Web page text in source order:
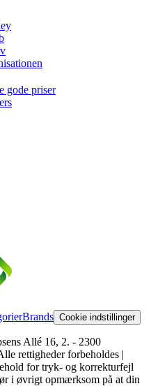
gode priser
Brands Cookie indstillinger
Allé 16, 2. - 2300
rettigheder forbeholdes |
for tryk- og korrekturfejl
i øvrigt opmærksom på at din